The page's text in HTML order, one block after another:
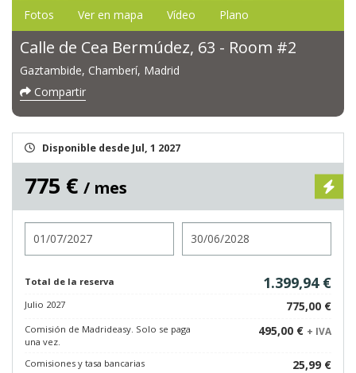
Fotos Ver en mapa Vídeo Plano
Calle de Cea Bermúdez, 63 - Room #2
Gaztambide, Chamberí, Madrid
Compartir
Disponible desde Jul, 1 2027
775 € / mes
Total de la reserva 1.399,94 €
Julio 2027 775,00 €
Comisión de Madrideasy. Solo se paga
una vez.
495,00 € + IVA
Comisiones y tasa bancarias
25,99 €